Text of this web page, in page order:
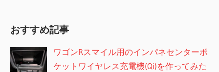
おすすめ記事
ワゴンRスマイル用のインパネセンターポ
ケットワイヤレス充電機(Qi)を作ってみた